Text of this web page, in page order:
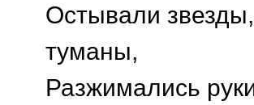
Остывали
туманы,
Разжимались